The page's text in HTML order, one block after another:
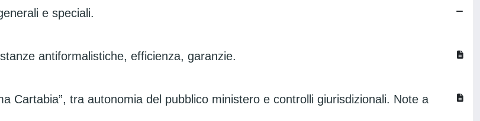
e speciali.
antiformalistiche, efficienza, garanzie.
Cartabia”, tra autonomia del pubblico ministero e controlli giurisdizionali. Note a